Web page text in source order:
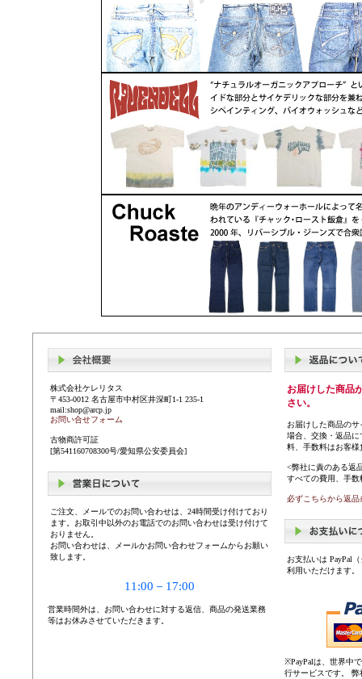
株式会社ケレリタス
〒453-0012 名古屋市中村区井深町1-1 235-1
mail:shop@arcp.jp
お問い合せフォーム
古物商許可証
[第541160708300号/愛知県公安委員会]
ご注文、メールでのお問い合わせは、24時間受け付けており
ます。お取引中以外のお電話でのお問い合わせは受け付けて
おりません。
お問い合わせは、メールかお問い合わせフォームからお願い
致します。
11:00－17:00
営業時間外は、お問い合わせに対する返信、商品の発送業務
等はお休みさせていただきます。
お届けした商品
さい。
お届けした商品の
場合、交換・返品
料、手数料はお客
<弊社に責のある返
すべての費用、手
必ずこちらから返
お支払いは PayPal
利用いただけます。
※PayPalは、世界中
行サービスです。